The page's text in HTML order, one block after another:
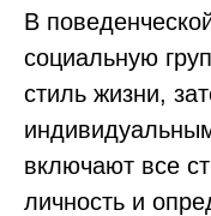
В
социальную
стиль жизни,
включают все
личность и